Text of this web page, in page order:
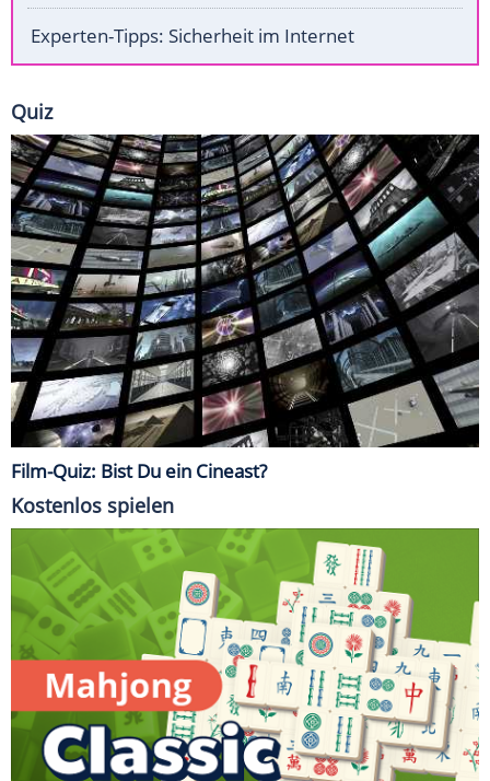
Experten-Tipps: Sicherheit im Internet
Quiz
Film-Quiz: Bist Du ein Cineast?
Kostenlos spielen